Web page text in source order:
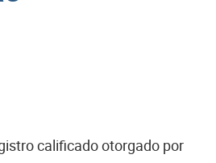
calificado otorgado por